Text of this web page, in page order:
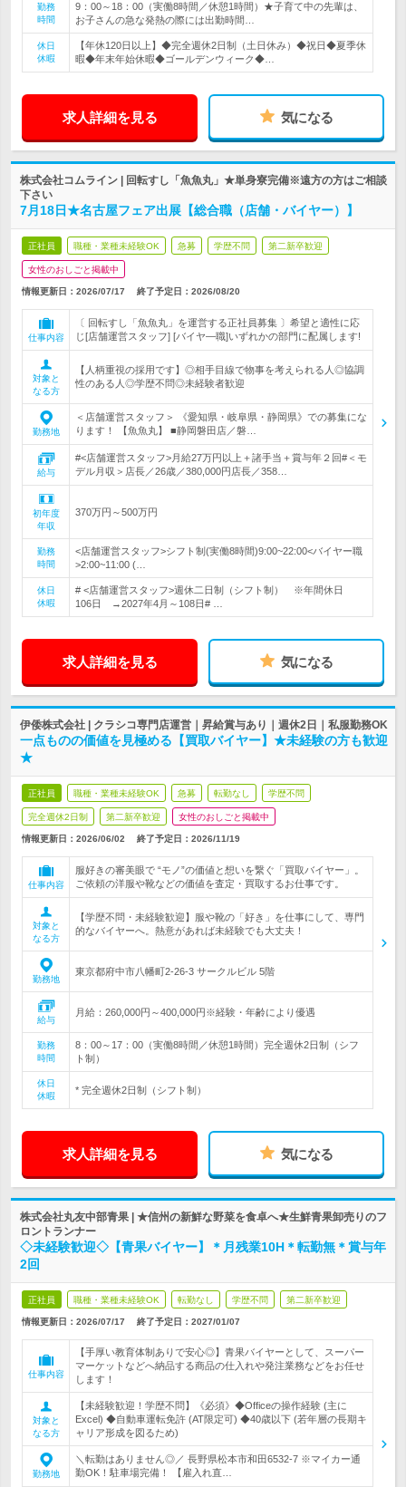
勤務
時間
9：00～18：00（実働8時間／休憩1時間）★子育て中の先輩は、
お子さんの急な発熱の際には出勤時間…
休日
休暇
【年休120日以上】◆完全週休2日制（土日休み）◆祝日◆夏季休
暇◆年末年始休暇◆ゴールデンウィーク◆…
求人詳細を見る 気になる
株式会社コムライン | 回転すし「魚魚丸」★単身寮完備※遠方の方はご相談
下さい
7月18日★名古屋フェア出展【総合職（店舗・バイヤー）】
正社員 職種・業種未経験OK 急募 学歴不問 第二新卒歓迎
女性のおしごと掲載中
情報更新日：2026/07/17 終了予定日： 2026/08/20
仕事内容
〔 回転すし「魚魚丸」を運営する正社員募集 〕希望と適性に応
じ[店舗運営スタッフ] [バイヤ―職]いずれかの部門に配属します!
対象と
なる方
【人柄重視の採用です】◎相手目線で物事を考えられる人◎協調
性のある人◎学歴不問◎未経験者歓迎
勤務地
＜店舗運営スタッフ＞ 《愛知県・岐阜県・静岡県》での募集にな
ります！ 【魚魚丸】 ■静岡磐田店／磐…
給与
#<店舗運営スタッフ>月給27万円以上＋諸手当＋賞与年２回#＜モ
デル月収＞店長／26歳／380,000円店長／358…
初年度
年収
370万円～500万円
勤務
時間
<店舗運営スタッフ>シフト制(実働8時間)9:00~22:00<バイヤー職
>2:00~11:00 (…
休日
休暇
# <店舗運営スタッフ>週休二日制（シフト制） ※年間休日
106日 →2027年4月～108日# …
求人詳細を見る 気になる
伊倭株式会社 | クラシコ専門店運営｜昇給賞与あり｜週休2日｜私服勤務OK
一点ものの価値を見極める【買取バイヤー】★未経験の方も歓迎
★
正社員 職種・業種未経験OK 急募 転勤なし 学歴不問
完全週休2日制 第二新卒歓迎 女性のおしごと掲載中
情報更新日：2026/06/02 終了予定日： 2026/11/19
仕事内容
服好きの審美眼で “モノ”の価値と想いを繋ぐ「買取バイヤー」。
ご依頼の洋服や靴などの価値を査定・買取するお仕事です。
対象と
なる方
【学歴不問・未経験歓迎】服や靴の「好き」を仕事にして、専門
的なバイヤーへ。熱意があれば未経験でも大丈夫！
勤務地
東京都府中市八幡町2-26-3 サークルビル 5階
給与
月給：260,000円～400,000円※経験・年齢により優遇
勤務
時間
8：00～17：00（実働8時間／休憩1時間）完全週休2日制（シフ
ト制）
休日
休暇
* 完全週休2日制（シフト制）
求人詳細を見る 気になる
株式会社丸友中部青果 | ★信州の新鮮な野菜を食卓へ★生鮮青果卸売りのフ
ロントランナー
◇未経験歓迎◇【青果バイヤー】＊月残業10H＊転勤無＊賞与年
2回
正社員 職種・業種未経験OK 転勤なし 学歴不問 第二新卒歓迎
情報更新日：2026/07/17 終了予定日： 2027/01/07
仕事内容
【手厚い教育体制ありで安心◎】青果バイヤーとして、スーパー
マーケットなどへ納品する商品の仕入れや発注業務などをお任せ
します！
対象と
なる方
【未経験歓迎！学歴不問】《必須》◆Officeの操作経験 (主に
Excel) ◆自動車運転免許 (AT限定可) ◆40歳以下 (若年層の長期キ
ャリア形成を図るため)
勤務地
＼転勤はありません◎／ 長野県松本市和田6532-7 ※マイカー通
勤OK！駐車場完備！ 【雇入れ直…